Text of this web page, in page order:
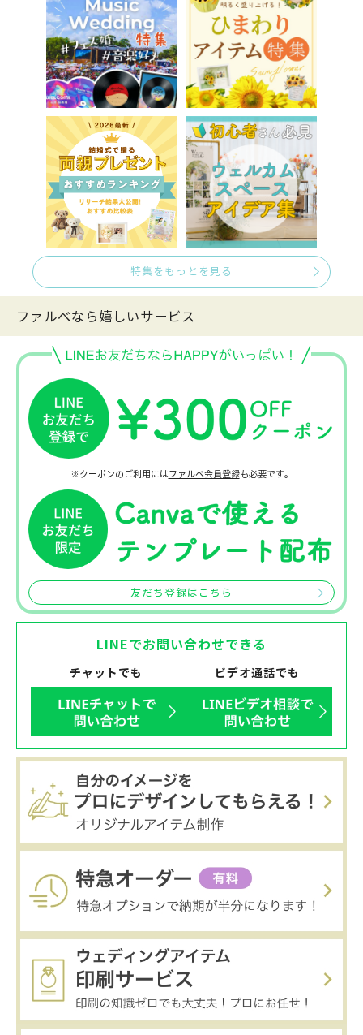
特集をもっとを見る
ファルべなら嬉しいサービス
※クーポンのご利用にはファルベ会員登録も必要です。
友だち登録はこちら
LINEでお問い合わせできる
チャットでも ビデオ通話でも